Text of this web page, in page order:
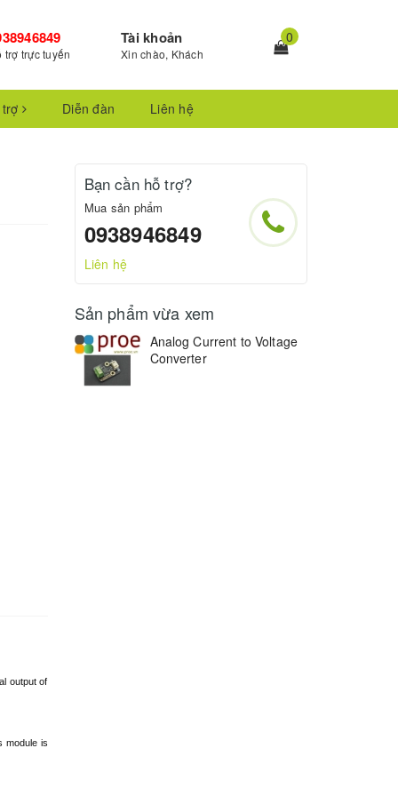
trợ trực tuyến
Tài khoản
Xin chào, Khách
0
Diễn đàn Liên hệ
output of
module is
Bạn cần hỗ trợ?
Mua sản phẩm
0938946849
Liên hệ
Sản phẩm vừa xem
Analog Current to Voltage
Converter